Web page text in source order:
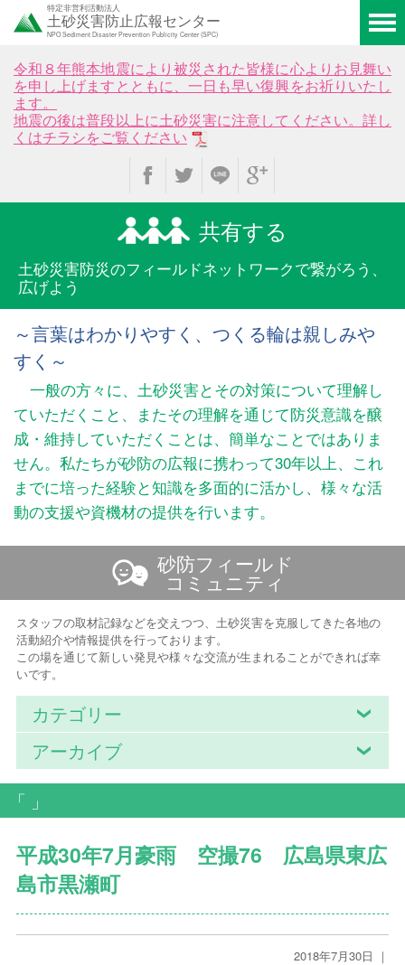
特定非営利活動法人
土砂災害防止広報センター
NPO Sediment Disaster Prevention Publicity Center (SPC)
令和８年熊本地震により被災された皆様に心よりお見舞い
を申し上げますとともに、一日も早い復興をお祈りいたし
ます。
地震の後は普段以上に土砂災害に注意してください。詳し
くはチラシをご覧ください
共有する
土砂災害防災のフィールドネットワークで繋がろう、
広げよう
～言葉はわかりやすく、つくる輪は親しみや
すく～
一般の方々に、土砂災害とその対策について理解し
ていただくこと、またその理解を通じて防災意識を醸
成・維持していただくことは、簡単なことではありま
せん。私たちが砂防の広報に携わって30年以上、これ
までに培った経験と知識を多面的に活かし、様々な活
動の支援や資機材の提供を行います。
砂防フィールド
コミュニティ
スタッフの取材記録などを交えつつ、土砂災害を克服してきた各地の
活動紹介や情報提供を行っております。
この場を通じて新しい発見や様々な交流が生まれることができれば幸
いです。
カテゴリー
アーカイブ
「 」
平成30年7月豪雨 空撮76 広島県東広
島市黒瀬町
2018年7月30日 ｜